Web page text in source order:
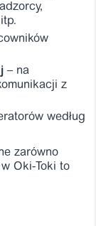
– na
z
według
zarówno
Oki-Toki to